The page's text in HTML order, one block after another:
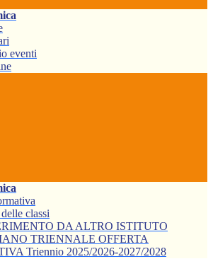
eventi
classi
DA ALTRO ISTITUTO
TRIENNALE OFFERTA
Triennio 2025/2026-2027/2028